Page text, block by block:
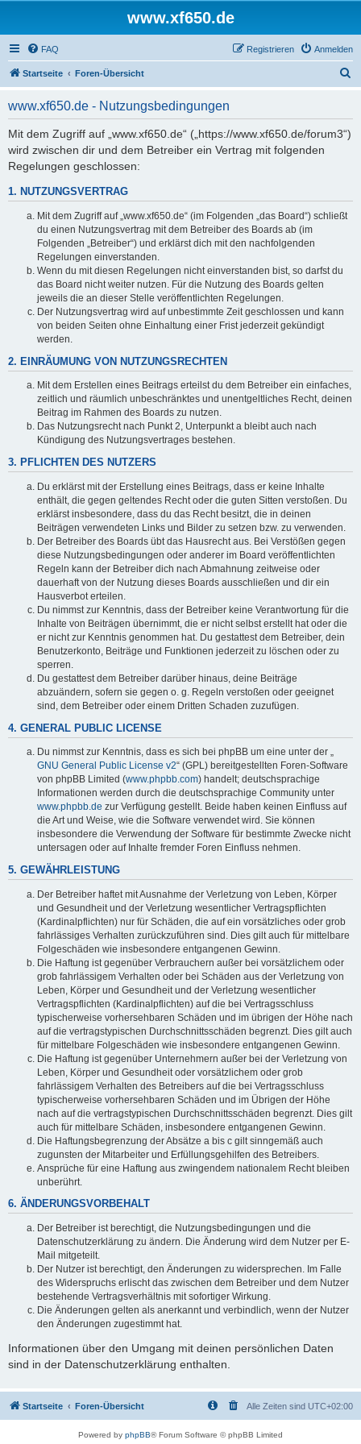
www.xf650.de
FAQ Anmelden
Registrieren
Startseite Foren-Übersicht
www.xf650.de - Nutzungsbedingungen
Mit dem Zugriff auf „www.xf650.de“ („https://www.xf650.de/forum3“)
wird zwischen dir und dem Betreiber ein Vertrag mit folgenden
Regelungen geschlossen:
1. NUTZUNGSVERTRAG
Mit dem Zugriff auf „www.xf650.de“ (im Folgenden „das Board“) schließt
du einen Nutzungsvertrag mit dem Betreiber des Boards ab (im
Folgenden „Betreiber“) und erklärst dich mit den nachfolgenden
Regelungen einverstanden.
Wenn du mit diesen Regelungen nicht einverstanden bist, so darfst du
das Board nicht weiter nutzen. Für die Nutzung des Boards gelten
jeweils die an dieser Stelle veröffentlichten Regelungen.
Der Nutzungsvertrag wird auf unbestimmte Zeit geschlossen und kann
von beiden Seiten ohne Einhaltung einer Frist jederzeit gekündigt
werden.
2. EINRÄUMUNG VON NUTZUNGSRECHTEN
Mit dem Erstellen eines Beitrags erteilst du dem Betreiber ein einfaches,
zeitlich und räumlich unbeschränktes und unentgeltliches Recht, deinen
Beitrag im Rahmen des Boards zu nutzen.
Das Nutzungsrecht nach Punkt 2, Unterpunkt a bleibt auch nach
Kündigung des Nutzungsvertrages bestehen.
3. PFLICHTEN DES NUTZERS
Du erklärst mit der Erstellung eines Beitrags, dass er keine Inhalte
enthält, die gegen geltendes Recht oder die guten Sitten verstoßen. Du
erklärst insbesondere, dass du das Recht besitzt, die in deinen
Beiträgen verwendeten Links und Bilder zu setzen bzw. zu verwenden.
Der Betreiber des Boards übt das Hausrecht aus. Bei Verstößen gegen
diese Nutzungsbedingungen oder anderer im Board veröffentlichten
Regeln kann der Betreiber dich nach Abmahnung zeitweise oder
dauerhaft von der Nutzung dieses Boards ausschließen und dir ein
Hausverbot erteilen.
Du nimmst zur Kenntnis, dass der Betreiber keine Verantwortung für die
Inhalte von Beiträgen übernimmt, die er nicht selbst erstellt hat oder die
er nicht zur Kenntnis genommen hat. Du gestattest dem Betreiber, dein
Benutzerkonto, Beiträge und Funktionen jederzeit zu löschen oder zu
sperren.
Du gestattest dem Betreiber darüber hinaus, deine Beiträge
abzuändern, sofern sie gegen o. g. Regeln verstoßen oder geeignet
sind, dem Betreiber oder einem Dritten Schaden zuzufügen.
4. GENERAL PUBLIC LICENSE
Du nimmst zur Kenntnis, dass es sich bei phpBB um eine unter der „
GNU General Public License v2“ (GPL) bereitgestellten Foren-Software
von phpBB Limited (www.phpbb.com) handelt; deutschsprachige
Informationen werden durch die deutschsprachige Community unter
www.phpbb.de zur Verfügung gestellt. Beide haben keinen Einfluss auf
die Art und Weise, wie die Software verwendet wird. Sie können
insbesondere die Verwendung der Software für bestimmte Zwecke nicht
untersagen oder auf Inhalte fremder Foren Einfluss nehmen.
5. GEWÄHRLEISTUNG
Der Betreiber haftet mit Ausnahme der Verletzung von Leben, Körper
und Gesundheit und der Verletzung wesentlicher Vertragspflichten
(Kardinalpflichten) nur für Schäden, die auf ein vorsätzliches oder grob
fahrlässiges Verhalten zurückzuführen sind. Dies gilt auch für mittelbare
Folgeschäden wie insbesondere entgangenen Gewinn.
Die Haftung ist gegenüber Verbrauchern außer bei vorsätzlichem oder
grob fahrlässigem Verhalten oder bei Schäden aus der Verletzung von
Leben, Körper und Gesundheit und der Verletzung wesentlicher
Vertragspflichten (Kardinalpflichten) auf die bei Vertragsschluss
typischerweise vorhersehbaren Schäden und im übrigen der Höhe nach
auf die vertragstypischen Durchschnittsschäden begrenzt. Dies gilt auch
für mittelbare Folgeschäden wie insbesondere entgangenen Gewinn.
Die Haftung ist gegenüber Unternehmern außer bei der Verletzung von
Leben, Körper und Gesundheit oder vorsätzlichem oder grob
fahrlässigem Verhalten des Betreibers auf die bei Vertragsschluss
typischerweise vorhersehbaren Schäden und im Übrigen der Höhe
nach auf die vertragstypischen Durchschnittsschäden begrenzt. Dies gilt
auch für mittelbare Schäden, insbesondere entgangenen Gewinn.
Die Haftungsbegrenzung der Absätze a bis c gilt sinngemäß auch
zugunsten der Mitarbeiter und Erfüllungsgehilfen des Betreibers.
Ansprüche für eine Haftung aus zwingendem nationalem Recht bleiben
unberührt.
6. ÄNDERUNGSVORBEHALT
Der Betreiber ist berechtigt, die Nutzungsbedingungen und die
Datenschutzerklärung zu ändern. Die Änderung wird dem Nutzer per E-
Mail mitgeteilt.
Der Nutzer ist berechtigt, den Änderungen zu widersprechen. Im Falle
des Widerspruchs erlischt das zwischen dem Betreiber und dem Nutzer
bestehende Vertragsverhältnis mit sofortiger Wirkung.
Die Änderungen gelten als anerkannt und verbindlich, wenn der Nutzer
den Änderungen zugestimmt hat.
Informationen über den Umgang mit deinen persönlichen Daten
sind in der Datenschutzerklärung enthalten.
Startseite Foren-Übersicht Alle Zeiten sind UTC+02:00
Powered by phpBB® Forum Software © phpBB Limited